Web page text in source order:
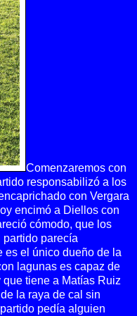
Comenzaremos con
responsabilizó a los
con Vergara
encimó a Diellos con
cómodo, que los
parecía
es el único dueño de la
lagunas es capaz de
tiene a Matías Ruiz
la raya de cal sin
pedía alguien